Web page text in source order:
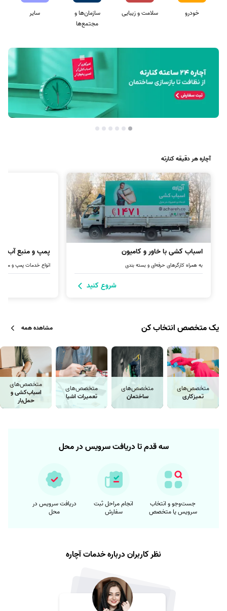
خودرو سلامت و زیبایی
سازمان‌ها و
مجتمع‌ها
سایر
آچاره هر دقیقه کنارته
اسباب کشی با خاور و کامیون
به همراه کارگرهای حرفه‌ای و بسته بندی
شروع کنید
پمپ و منبع آب
انواع خدمات پمپ و
یک متخصص انتخاب کن مشاهده همه
متخصص‌های
تمیزکاری
متخصص‌های
ساختمان
متخصص‌های
تعمیرات اشیا
متخصص‌های
اسباب‌کشی و
حمل‌بار
سه قدم تا دریافت سرویس در محل
جست‌وجو و انتخاب
سرویس یا متخصص
انجام مراحل ثبت
سفارش
دریافت سرویس در
محل
نظر کاربران درباره خدمات آچاره